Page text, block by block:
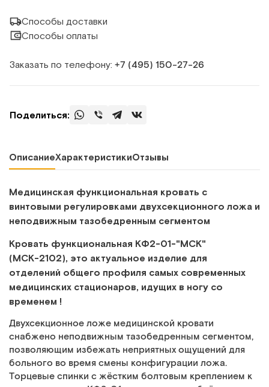
Способы доставки
Способы оплаты
Заказать по телефону: +7 (495) 150‑27‑26
Поделиться:
ОписаниеХарактеристикиОтзывы
Медицинская функциональная кровать с
винтовыми регулировками двухсекционного ложа и
неподвижным тазобедренным сегментом
Кровать функциональная КФ2-01-"МСК"
(МСК-2102), это актуальное изделие для
отделений общего профиля самых современных
медицинских стационаров, идущих в ногу со
временем !
Двухсекционное ложе медицинской кровати
снабжено неподвижным тазобедренным сегментом,
позволяющим избежать неприятных ощущений для
больного во время смены конфигурации ложа.
Торцевые спинки с жёстким болтовым креплением к